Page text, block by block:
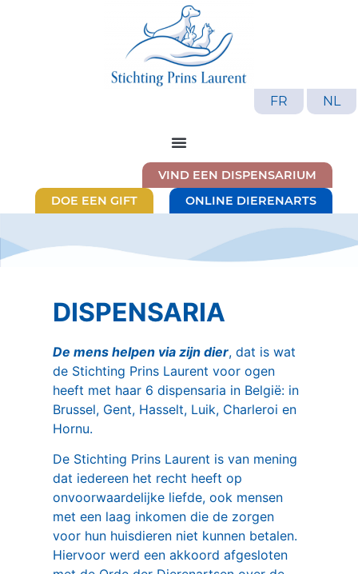
FR NL
VIND EEN DISPENSARIUM
DOE EEN GIFT
ONLINE DIERENARTS
DISPENSARIA
De mens helpen via zijn dier, dat is wat
de Stichting Prins Laurent voor ogen
heeft met haar 6 dispensaria in België: in
Brussel, Gent, Hasselt, Luik, Charleroi en
Hornu.
De Stichting Prins Laurent is van mening
dat iedereen het recht heeft op
onvoorwaardelijke liefde, ook mensen
met een laag inkomen die de zorgen
voor hun huisdieren niet kunnen betalen.
Hiervoor werd een akkoord afgesloten